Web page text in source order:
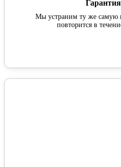
Мы устраним ту же самую
повторится в